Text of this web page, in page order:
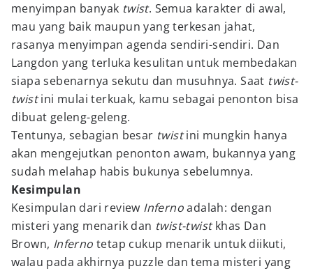
menyimpan banyak twist. Semua karakter di awal,
mau yang baik maupun yang terkesan jahat,
rasanya menyimpan agenda sendiri-sendiri. Dan
Langdon yang terluka kesulitan untuk membedakan
siapa sebenarnya sekutu dan musuhnya. Saat twist-
twistini mulai terkuak, kamu sebagai penonton bisa
dibuat geleng-geleng.
Tentunya, sebagian besar twistini mungkin hanya
akan mengejutkan penonton awam, bukannya yang
sudah melahap habis bukunya sebelumnya.
Kesimpulan
Kesimpulan dari review Infernoadalah: dengan
misteri yang menarik dan twist-twistkhas Dan
Brown, Infernotetap cukup menarik untuk diikuti,
walau pada akhirnya puzzle dan tema misteri yang